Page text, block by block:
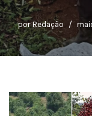
porRedação